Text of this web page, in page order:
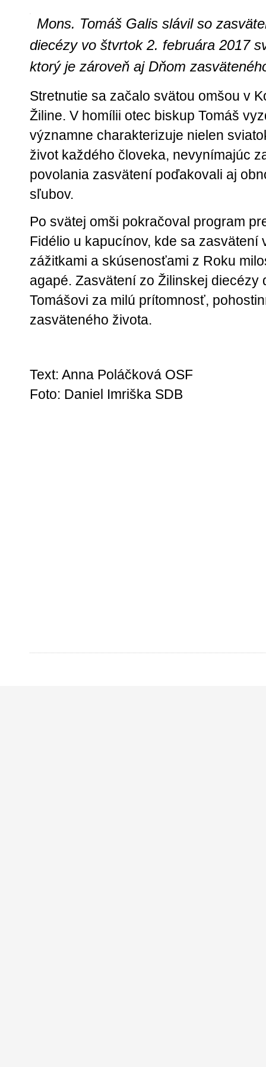
Mons. Tomáš Galis slávil so
diecézy vo štvrtok 2. februára 2017
ktorý je zároveň aj Dňom
Stretnutie sa začalo svätou omšou v
Žiline. V homílii otec biskup Tomáš
významne charakterizuje nielen
život každého človeka, nevynímajúc
povolania zasvätení poďakovali aj
sľubov.
Po svätej omši pokračoval program
Fidélio u kapucínov, kde sa zasvätení
zážitkami a skúsenosťami z Roku
agapé. Zasvätení zo Žilinskej diecézy
Tomášovi za milú prítomnosť,
zasväteného života.
Text: Anna Poláčková OSF
Foto: Daniel Imriška SDB